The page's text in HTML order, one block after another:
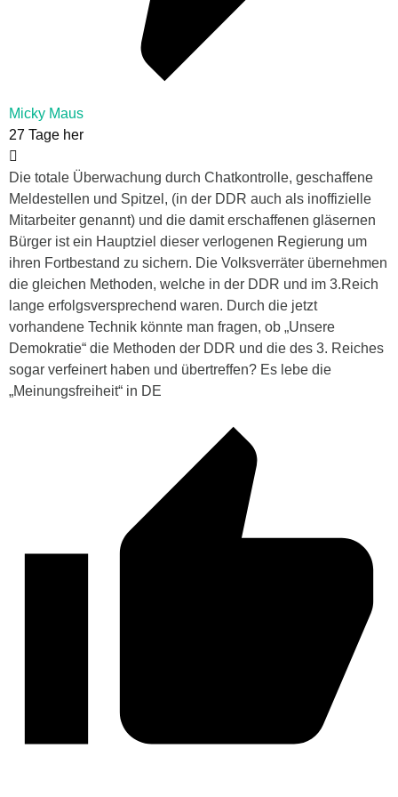
Micky Maus
27 Tage her
Die totale Überwachung durch Chatkontrolle, geschaffene
Meldestellen und Spitzel, (in der DDR auch als inoffizielle
Mitarbeiter genannt) und die damit erschaffenen gläsernen
Bürger ist ein Hauptziel dieser verlogenen Regierung um
ihren Fortbestand zu sichern. Die Volksverräter übernehmen
die gleichen Methoden, welche in der DDR und im 3.Reich
lange erfolgsversprechend waren. Durch die jetzt
vorhandene Technik könnte man fragen, ob „Unsere
Demokratie“ die Methoden der DDR und die des 3. Reiches
sogar verfeinert haben und übertreffen? Es lebe die
„Meinungsfreiheit“ in DE